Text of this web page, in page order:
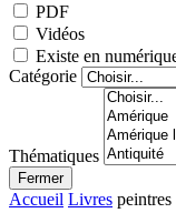
PDF
Vidéos
Existe en
Catégorie
Thématiques
Fermer
Accueil Livres peintres